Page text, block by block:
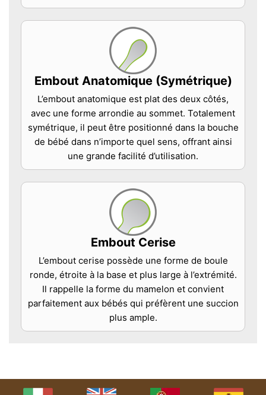
Embout Anatomique (Symétrique)
L’embout anatomique est plat des deux côtés,
avec une forme arrondie au sommet. Totalement
symétrique, il peut être positionné dans la bouche
de bébé dans n’importe quel sens, offrant ainsi
une grande facilité d’utilisation.
Embout Cerise
L’embout cerise possède une forme de boule
ronde, étroite à la base et plus large à l’extrémité.
Il rappelle la forme du mamelon et convient
parfaitement aux bébés qui préfèrent une succion
plus ample.